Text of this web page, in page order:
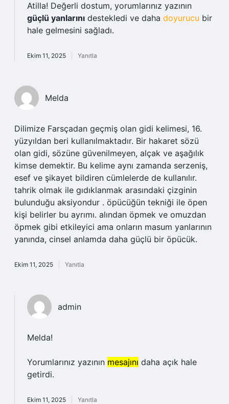
Atilla! Değerli dostum, yorumlarınız yazının
güçlü yanlarını destekledi ve daha doyurucu bir
hale gelmesini sağladı.
Ekim 11, 2025 Yanıtla
Melda
Dilimize Farsçadan geçmiş olan gidi kelimesi, 16.
yüzyıldan beri kullanılmaktadır. Bir hakaret sözü
olan gidi, sözüne güvenilmeyen, alçak ve aşağılık
kimse demektir. Bu kelime aynı zamanda serzeniş,
esef ve şikayet bildiren cümlelerde de kullanılır.
tahrik olmak ile gıdıklanmak arasındaki çizginin
bulunduğu aksiyondur . öpücüğün tekniği ile öpen
kişi belirler bu ayrımı. alından öpmek ve omuzdan
öpmek gibi etkileyici ama onların masum yanlarının
yanında, cinsel anlamda daha güçlü bir öpücük.
Ekim 11, 2025 Yanıtla
admin
Melda!
Yorumlarınız yazının mesajını daha açık hale
getirdi.
Ekim 11, 2025 Yanıtla